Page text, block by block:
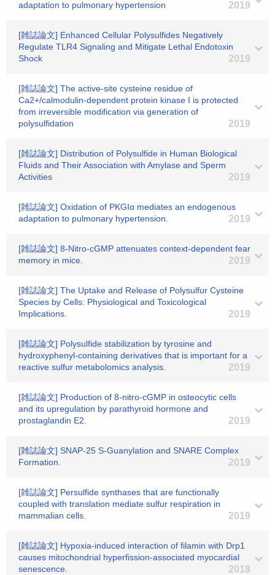
adaptation to pulmonary hypertension
2019
[雑誌論文] Enhanced Cellular Polysulfides Negatively
Regulate TLR4 Signaling and Mitigate Lethal Endotoxin
Shock
2019
[雑誌論文] The active-site cysteine residue of
Ca2+/calmodulin-dependent protein kinase I is protected
from irreversible modification via generation of
polysulfidation
2019
[雑誌論文] Distribution of Polysulfide in Human Biological
Fluids and Their Association with Amylase and Sperm
Activities
2019
[雑誌論文] Oxidation of PKGIα mediates an endogenous
adaptation to pulmonary hypertension.
2019
[雑誌論文] 8-Nitro-cGMP attenuates context-dependent fear
memory in mice.
2019
[雑誌論文] The Uptake and Release of Polysulfur Cysteine
Species by Cells: Physiological and Toxicological
Implications.
2019
[雑誌論文] Polysulfide stabilization by tyrosine and
hydroxyphenyl-containing derivatives that is important for a
reactive sulfur metabolomics analysis.
2019
[雑誌論文] Production of 8-nitro-cGMP in osteocytic cells
and its upregulation by parathyroid hormone and
prostaglandin E2.
2019
[雑誌論文] SNAP-25 S-Guanylation and SNARE Complex
Formation.
2019
[雑誌論文] Persulfide synthases that are functionally
coupled with translation mediate sulfur respiration in
mammalian cells.
2019
[雑誌論文] Hypoxia-induced interaction of filamin with Drp1
causes mitochondrial hyperfission-associated myocardial
senescence.
2018